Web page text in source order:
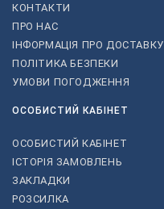
КОНТАКТИ
ПРО НАС
ІНФОРМАЦІЯ ПРО ДОСТАВКУ
ПОЛІТИКА БЕЗПЕКИ
УМОВИ ПОГОДЖЕННЯ
ОСОБИСТИЙ КАБІНЕТ
ОСОБИСТИЙ КАБІНЕТ
ІСТОРІЯ ЗАМОВЛЕНЬ
ЗАКЛАДКИ
РОЗСИЛКА